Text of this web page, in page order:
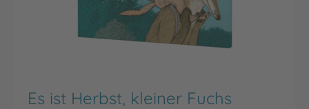
Es ist Herbst, kleiner Fuchs